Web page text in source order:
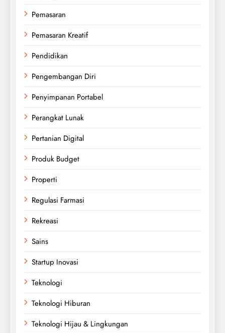
Pemasaran
Pemasaran Kreatif
Pendidikan
Pengembangan Diri
Penyimpanan Portabel
Perangkat Lunak
Pertanian Digital
Produk Budget
Properti
Regulasi Farmasi
Rekreasi
Sains
Startup Inovasi
Teknologi
Teknologi Hiburan
Teknologi Hijau & Lingkungan